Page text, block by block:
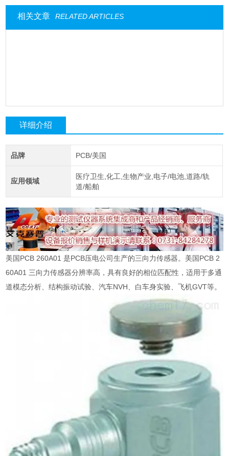
相关文章 RELATED ARTICLES
详细介绍
品牌 PCB/美国
应用领域
医疗卫生,化工,生物产业,电子/电池,道路/轨
道/船舶
美国PCB 260A01 是PCB压电公司生产的三向力传感器。美国PCB 2
60A01 三向力传感器分辨率高，具有良好的相位匹配性，适用于多通
道模态分析、结构振动试验、汽车NVH、白车身实验、飞机GVT等。